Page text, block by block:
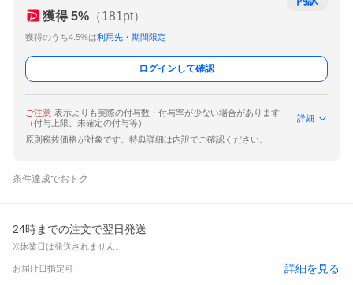
獲得 5% （181pt）
獲得のうち4.5%は利用先・期間限定
ログインして確認
ご注意 表示よりも実際の付与数・付与率が少ない場合があります
（付与上限、未確定の付与等）
詳細
原則税抜価格が対象です。特典詳細は内訳でご確認ください。
条件達成でおトク
24時までの注文で翌日発送
※休業日は発送されません。
お届け日指定可 詳細を見る